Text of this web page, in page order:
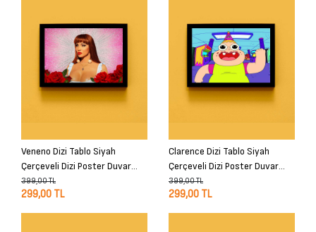
Veneno Dizi Tablo Siyah
Çerçeveli Dizi Poster Duvar
Tablo
399,00 TL
299,00 TL
Clarence Dizi Tablo Siyah
Çerçeveli Dizi Poster Duvar
Tablo
399,00 TL
299,00 TL